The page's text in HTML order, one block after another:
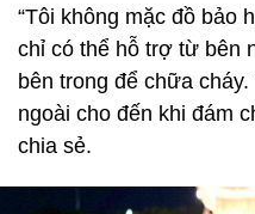
“Tôi không mặc đồ bảo
chỉ có thể hỗ trợ từ bên
bên trong để chữa
ngoài cho đến khi đám
chia sẻ.